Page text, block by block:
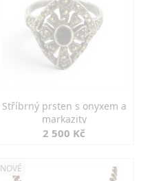
Stříbrný prsten s onyxem a
markazity
2 500 Kč
NOVÉ